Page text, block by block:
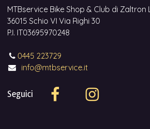
MTBservice Bike Shop & Club di Zaltron
36015 Schio VI Via Righi 30
P.I. IT03695970248
0445 223729
info@mtbservice.it
Seguici